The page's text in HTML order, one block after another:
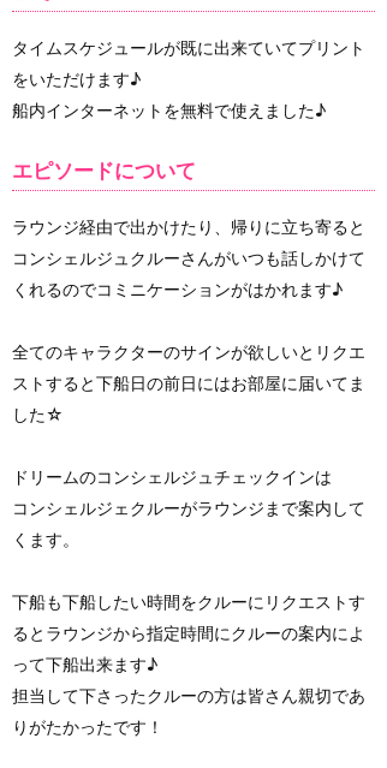
タイムスケジュールが既に出来ていてプリント
をいただけます♪
船内インターネットを無料で使えました♪
エピソードについて
ラウンジ経由で出かけたり、帰りに立ち寄ると
コンシェルジュクルーさんがいつも話しかけて
くれるのでコミニケーションがはかれます♪
全てのキャラクターのサインが欲しいとリクエ
ストすると下船日の前日にはお部屋に届いてま
した☆
ドリームのコンシェルジュチェックインは
コンシェルジェクルーがラウンジまで案内して
くます。
下船も下船したい時間をクルーにリクエストす
るとラウンジから指定時間にクルーの案内によ
って下船出来ます♪
担当して下さったクルーの方は皆さん親切であ
りがたかったです！